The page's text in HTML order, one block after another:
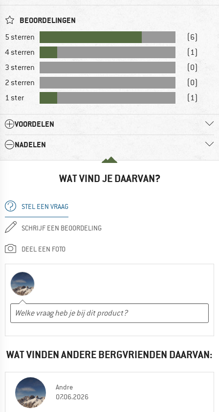
BEOORDELINGEN
5 sterren
(6)
4 sterren
(1)
3 sterren
(0)
2 sterren
(0)
1 ster
(1)
VOORDELEN
NADELEN
WAT VIND JE DAARVAN?
STEL EEN VRAAG
SCHRIJF EEN BEOORDELING
DEEL EEN FOTO
WAT VINDEN ANDERE BERGVRIENDEN DAARVAN:
Andre
07.06.2026